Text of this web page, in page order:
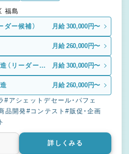
大阪府 大阪市福島区 福島
ダー候補） 月給 300,000円〜
月給 260,000円〜
（リーダー候
月給 300,000円〜
月給 260,000円〜
#アシェットデセール・パフェ
品開発#コンテスト#販促・企画
詳しくみる